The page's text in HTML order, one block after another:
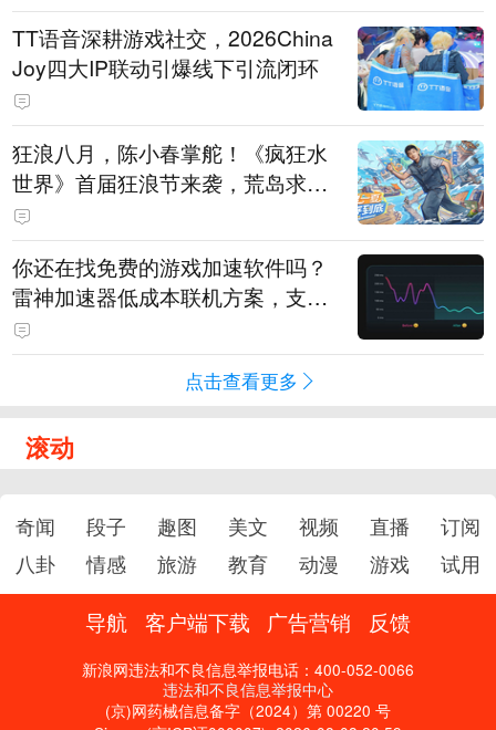
TT语音深耕游戏社交，2026China
Joy四大IP联动引爆线下引流闭环
狂浪八月，陈小春掌舵！《疯狂水
世界》首届狂浪节来袭，荒岛求生
直播即将开启
你还在找免费的游戏加速软件吗？
雷神加速器低成本联机方案，支持
免费试用
点击查看更多
滚动
奇闻 段子 趣图 美文 视频 直播
订阅
八卦
情感 旅游 教育 动漫 游戏 试用
导航 客户端下载 广告营销 反馈
新浪网违法和不良信息举报电话：400-052-0066
违法和不良信息举报中心
(京)网药械信息备字（2024）第 00220 号